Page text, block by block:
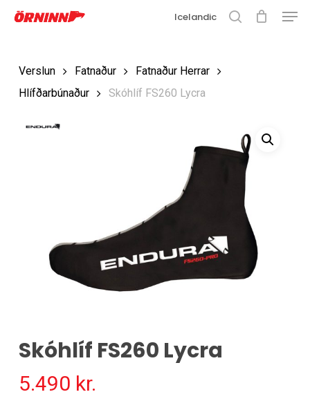
Skip
content
Icelandic
Verslun Fatnaður
Fatnaður Herrar
Hlífðarbúnaður
Skóhlíf FS260 Lycra
Skóhlíf FS260 Lycra
5.490 kr.